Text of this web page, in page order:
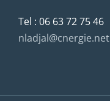
Tel : 06 63 72 75 46
nladjal@cnergie.net